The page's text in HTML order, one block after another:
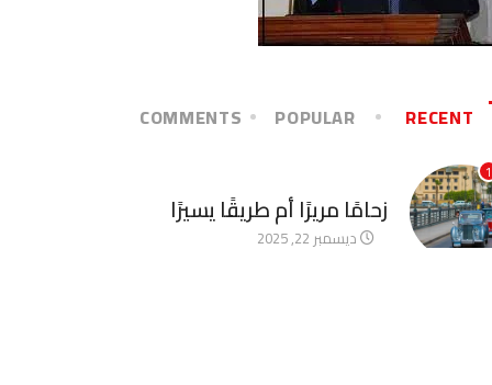
RECENT
POPULAR
COMMENTS
1
زحامًا مريرًا أم طريقًا يسيرًا
ديسمبر 22, 2025